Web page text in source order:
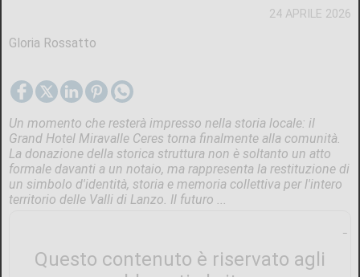
24 APRILE 2026
Gloria Rossatto
Un momento che resterà impresso nella storia locale: il
Grand Hotel Miravalle Ceres torna finalmente alla comunità.
La donazione della storica struttura non è soltanto un atto
formale davanti a un notaio, ma rappresenta la restituzione di
un simbolo d'identità, storia e memoria collettiva per l'intero
territorio delle Valli di Lanzo. Il futuro ...
Questo contenuto è riservato agli